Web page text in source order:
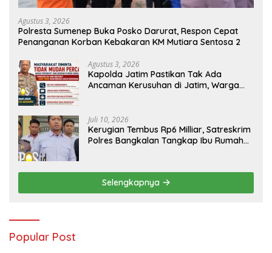
Agustus 3, 2026
Polresta Sumenep Buka Posko Darurat, Respon Cepat
Penanganan Korban Kebakaran KM Mutiara Sentosa 2
Agustus 3, 2026
Kapolda Jatim Pastikan Tak Ada
Ancaman Kerusuhan di Jatim, Warga
Juli 10, 2026
Kerugian Tembus Rp6 Milliar, Satreskrim
Polres Bangkalan Tangkap Ibu Rumah
Selengkapnya
Popular Post